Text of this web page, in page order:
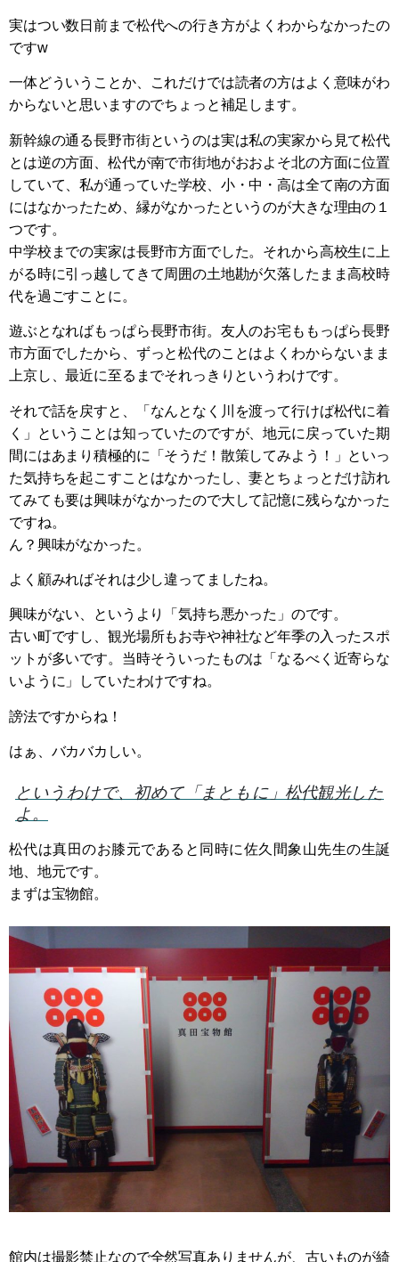
実はつい数日前まで松代への行き方がよくわからなかったの
ですw
一体どういうことか、これだけでは読者の方はよく意味がわ
からないと思いますのでちょっと補足します。
新幹線の通る長野市街というのは実は私の実家から見て松代
とは逆の方面、松代が南で市街地がおおよそ北の方面に位置
していて、私が通っていた学校、小・中・高は全て南の方面
にはなかったため、縁がなかったというのが大きな理由の１
つです。
中学校までの実家は長野市方面でした。それから高校生に上
がる時に引っ越してきて周囲の土地勘が欠落したまま高校時
代を過ごすことに。
遊ぶとなればもっぱら長野市街。友人のお宅ももっぱら長野
市方面でしたから、ずっと松代のことはよくわからないまま
上京し、最近に至るまでそれっきりというわけです。
それで話を戻すと、「なんとなく川を渡って行けば松代に着
く」ということは知っていたのですが、地元に戻っていた期
間にはあまり積極的に「そうだ！散策してみよう！」といっ
た気持ちを起こすことはなかったし、妻とちょっとだけ訪れ
てみても要は興味がなかったので大して記憶に残らなかった
ですね。
ん？興味がなかった。
よく顧みればそれは少し違ってましたね。
興味がない、というより「気持ち悪かった」のです。
古い町ですし、観光場所もお寺や神社など年季の入ったスポ
ットが多いです。当時そういったものは「なるべく近寄らな
いように」していたわけですね。
謗法ですからね！
はぁ、バカバカしい。
というわけで、初めて「まともに」松代観光した
よ。
松代は真田のお膝元であると同時に佐久間象山先生の生誕
地、地元です。
まずは宝物館。
館内は撮影禁止なので全然写真ありませんが、古いものが綺